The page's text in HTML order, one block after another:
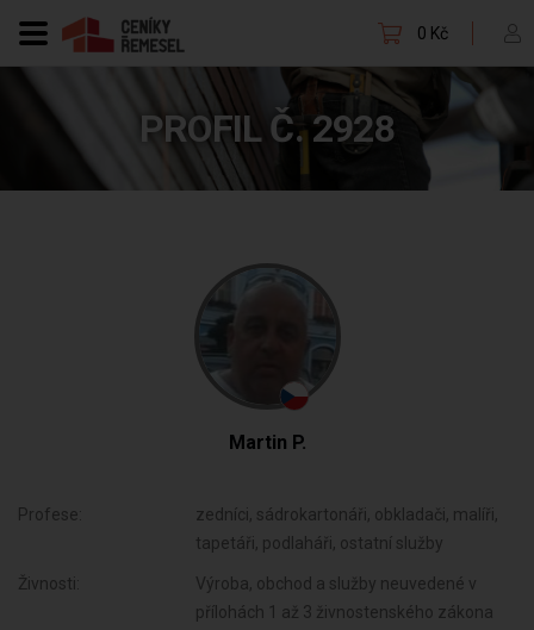
0 Kč
PROFIL Č. 2928
Martin P.
Profese:
zedníci, sádrokartonáři, obkladači, malíři,
tapetáři, podlaháři, ostatní služby
Živnosti:
Výroba, obchod a služby neuvedené v
přílohách 1 až 3 živnostenského zákona